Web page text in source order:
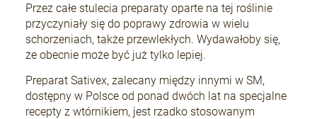
Przez całe stulecia preparaty oparte na tej roślinie
przyczyniały się do poprawy zdrowia w wielu
schorzeniach, także przewlekłych. Wydawałoby się,
że obecnie może być już tylko lepiej.
Preparat Sativex, zalecany między innymi w SM,
dostępny w Polsce od ponad dwóch lat na specjalne
recepty z wtórnikiem, jest rzadko stosowanym